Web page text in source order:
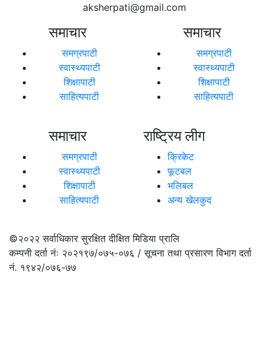
aksherpati@gmail.com
समाचार
समग्रपाटी
स्वास्थ्यपाटी
शिक्षापाटी
साहित्यपाटी
समाचार
समग्रपाटी
स्वास्थ्यपाटी
शिक्षापाटी
साहित्यपाटी
समाचार
समग्रपाटी
स्वास्थ्यपाटी
शिक्षापाटी
साहित्यपाटी
राष्ट्रिय लीग
क्रिकेट
फूटबल
भलिबल
अन्य खेलकुद
©२०२२सर्वाधिकार सुरक्षित दीक्षित मिडिया प्रालि
कम्पनी दर्ता नंः २०२१९७/०७५-०७६ / सूचना तथा प्रसारण विभाग दर्ता
नं. १९४२/०७६-७७